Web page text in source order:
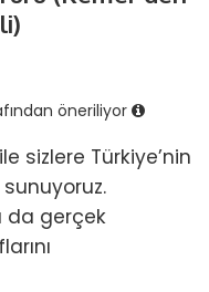
öneriliyor
ile sizlere Türkiye’nin
da gerçek